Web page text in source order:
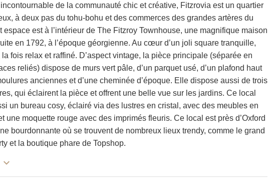
de la communauté chic et créative, Fitzrovia est un quartier
à deux pas du tohu-bohu et des commerces des grandes artères du
espace est à l’intérieur de The Fitzroy Townhouse, une magnifique maison
en 1792, à l’époque géorgienne. Au cœur d’un joli square tranquille,
la fois relax et raffiné. D’aspect vintage, la pièce principale (séparée en
reliés) dispose de murs vert pâle, d’un parquet usé, d’un plafond haut
anciennes et d’une cheminée d’époque. Elle dispose aussi de trois
qui éclairent la pièce et offrent une belle vue sur les jardins. Ce local
un bureau cosy, éclairé via des lustres en cristal, avec des meubles en
une moquette rouge avec des imprimés fleuris. Ce local est près d’Oxford
bourdonnante où se trouvent de nombreux lieux trendy, comme le grand
et la boutique phare de Topshop.